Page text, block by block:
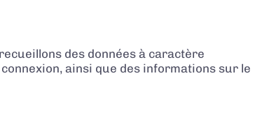
des données à caractère
ainsi que des informations sur le